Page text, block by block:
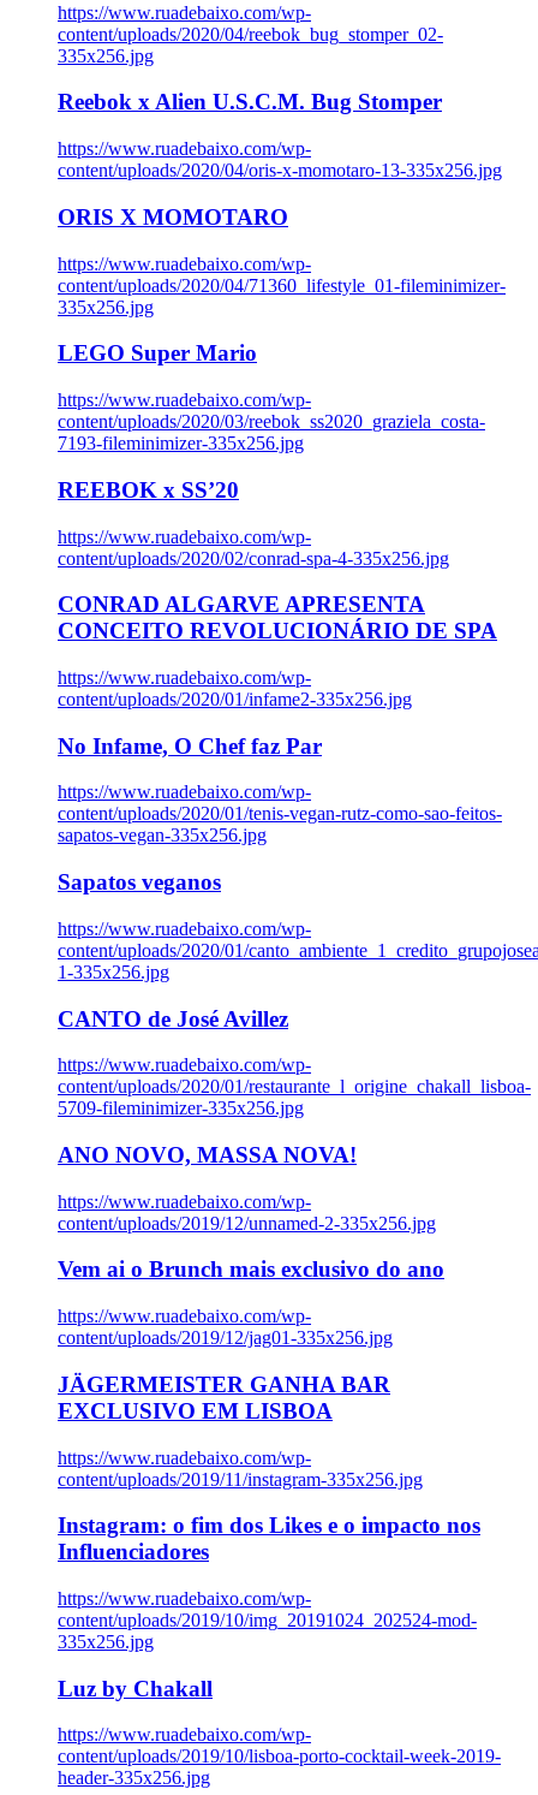
https://www.ruadebaixo.com/wp-
content/uploads/2020/04/reebok_bug_stomper_02-
335x256.jpg
Reebok x Alien U.S.C.M. Bug Stomper
https://www.ruadebaixo.com/wp-
content/uploads/2020/04/oris-x-momotaro-13-335x256.jpg
ORIS X MOMOTARO
https://www.ruadebaixo.com/wp-
content/uploads/2020/04/71360_lifestyle_01-fileminimizer-
335x256.jpg
LEGO Super Mario
https://www.ruadebaixo.com/wp-
content/uploads/2020/03/reebok_ss2020_graziela_costa-
7193-fileminimizer-335x256.jpg
REEBOK x SS’20
https://www.ruadebaixo.com/wp-
content/uploads/2020/02/conrad-spa-4-335x256.jpg
CONRAD ALGARVE APRESENTA
CONCEITO REVOLUCIONÁRIO DE SPA
https://www.ruadebaixo.com/wp-
content/uploads/2020/01/infame2-335x256.jpg
No Infame, O Chef faz Par
https://www.ruadebaixo.com/wp-
content/uploads/2020/01/tenis-vegan-rutz-como-sao-feitos-
sapatos-vegan-335x256.jpg
Sapatos veganos
https://www.ruadebaixo.com/wp-
content/uploads/2020/01/
1-335x256.jpg
CANTO de José Avillez
https://www.ruadebaixo.com/wp-
content/uploads/2020/01/restaurante_l_origine_chakall_lisboa-
5709-fileminimizer-335x256.jpg
ANO NOVO, MASSA NOVA!
https://www.ruadebaixo.com/wp-
content/uploads/2019/12/unnamed-2-335x256.jpg
Vem ai o Brunch mais exclusivo do ano
https://www.ruadebaixo.com/wp-
content/uploads/2019/12/jag01-335x256.jpg
JÄGERMEISTER GANHA BAR
EXCLUSIVO EM LISBOA
https://www.ruadebaixo.com/wp-
content/uploads/2019/11/instagram-335x256.jpg
Instagram: o fim dos Likes e o impacto nos
Influenciadores
https://www.ruadebaixo.com/wp-
content/uploads/2019/10/img_20191024_202524-mod-
335x256.jpg
Luz by Chakall
https://www.ruadebaixo.com/wp-
content/uploads/2019/10/lisboa-porto-cocktail-week-2019-
header-335x256.jpg